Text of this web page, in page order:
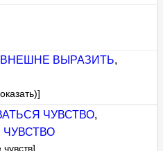
ВНЕШНЕ ВЫРАЗИТЬ,
ЧУВСТВО,